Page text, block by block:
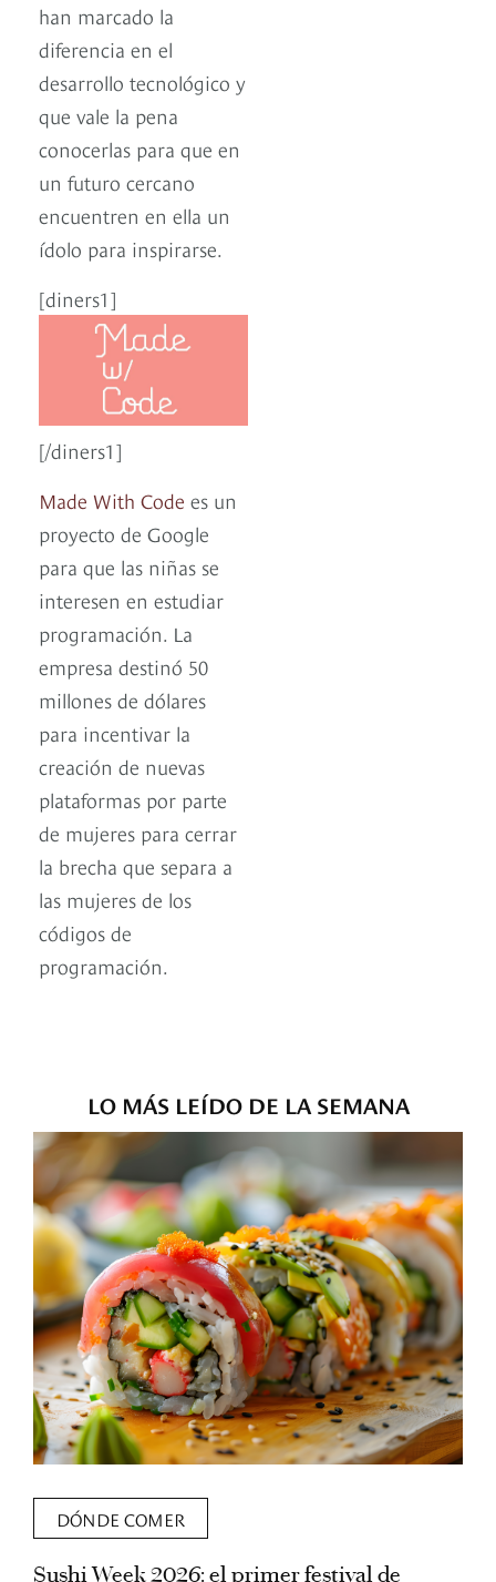
han marcado la
diferencia en el
desarrollo tecnológico y
que vale la pena
conocerlas para que en
un futuro cercano
encuentren en ella un
ídolo para inspirarse.
[diners1]
[/diners1]
Made With Code es un
proyecto de Google
para que las niñas se
interesen en estudiar
programación. La
empresa destinó 50
millones de dólares
para incentivar la
creación de nuevas
plataformas por parte
de mujeres para cerrar
la brecha que separa a
las mujeres de los
códigos de
programación.
LO MÁS LEÍDO DE LA SEMANA
DÓNDE COMER
Sushi Week 2026: el primer festival de